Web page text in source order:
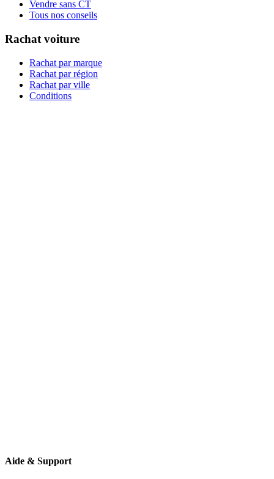
Vendre sans CT
Tous nos conseils
Rachat voiture
Rachat par marque
Rachat par région
Rachat par ville
Conditions
Aide & Support